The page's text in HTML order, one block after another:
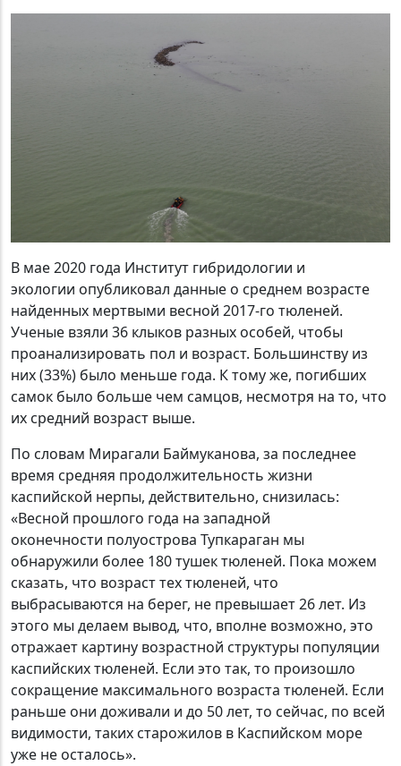
В мае 2020 года Институт гибридологии и
экологии опубликовал данные о среднем возрасте
найденных мертвыми весной 2017-го тюленей.
Ученые взяли 36 клыков разных особей, чтобы
проанализировать пол и возраст. Большинству из
них (33%) было меньше года. К тому же, погибших
самок было больше чем самцов, несмотря на то, что
их средний возраст выше.
По словам Мирагали Баймуканова, за последнее
время средняя продолжительность жизни
каспийской нерпы, действительно, снизилась:
«Весной прошлого года на западной
оконечности полуострова Тупкараган мы
обнаружили более 180 тушек тюленей. Пока можем
сказать, что возраст тех тюленей, что
выбрасываются на берег, не превышает 26 лет. Из
этого мы делаем вывод, что, вполне возможно, это
отражает картину возрастной структуры популяции
каспийских тюленей. Если это так, то произошло
сокращение максимального возраста тюленей. Если
раньше они доживали и до 50 лет, то сейчас, по всей
видимости, таких старожилов в Каспийском море
уже не осталось».